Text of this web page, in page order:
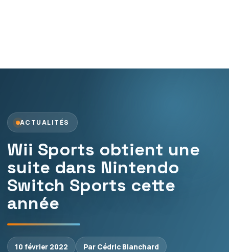
ACTUALITÉS
Wii Sports obtient une
suite dans Nintendo
Switch Sports cette
année
10 février 2022
Par Cédric Blanchard